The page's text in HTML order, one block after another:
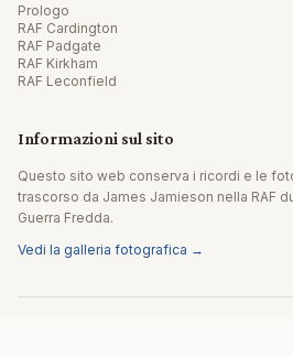
Prologo
RAF Cardington
RAF Padgate
RAF Kirkham
RAF Leconfield
Informazioni sul sito
Questo sito web conserva i ricordi e le
trascorso da James Jamieson nella RAF
Guerra Fredda.
Vedi la galleria fotografica →